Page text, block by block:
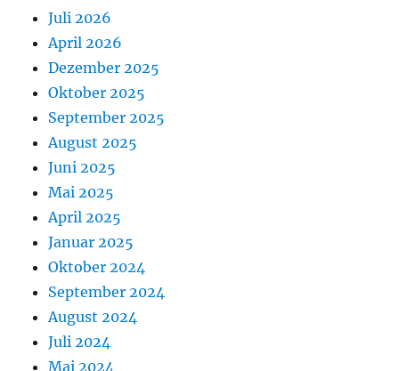
Juli 2026
April 2026
Dezember 2025
Oktober 2025
September 2025
August 2025
Juni 2025
Mai 2025
April 2025
Januar 2025
Oktober 2024
September 2024
August 2024
Juli 2024
Mai 2024